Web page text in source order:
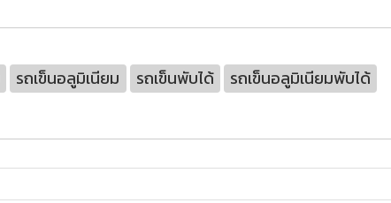
รถเข็นอลูมิเนียม รถเข็นพับได้ รถเข็นอลูมิเนียมพับได้